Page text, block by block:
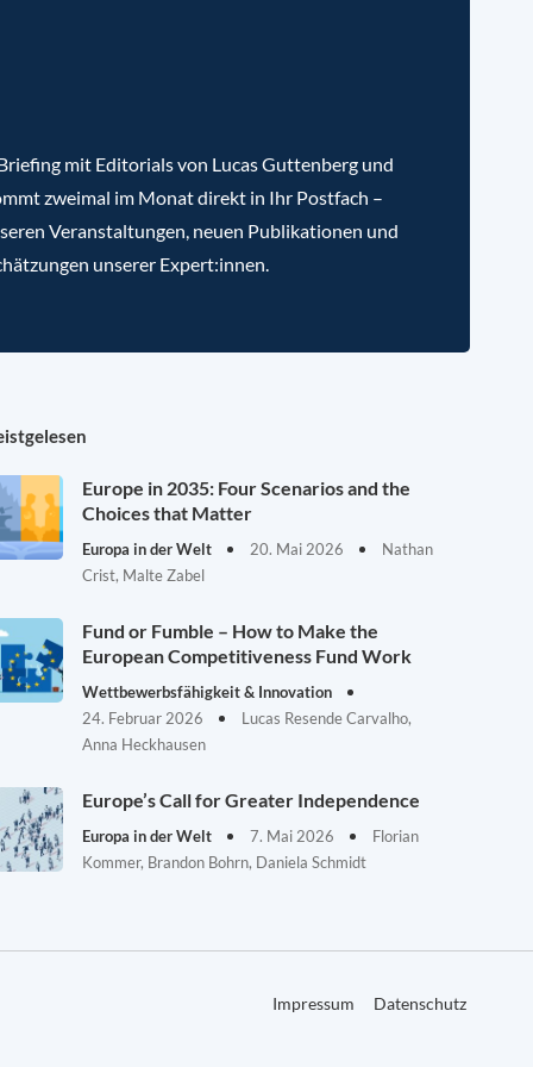
mit Editorials von Lucas Guttenberg und
zweimal im Monat direkt in Ihr Postfach –
Veranstaltungen, neuen Publikationen und
unserer Expert:innen.
Europe in 2035: Four Scenarios and the
Choices that Matter
Europa in der Welt 20. Mai 2026
Nathan
Crist, Malte Zabel
Fund or Fumble – How to Make the
European Competitiveness Fund Work
Wettbewerbsfähigkeit & Innovation
24. Februar 2026
Lucas Resende Carvalho,
Anna Heckhausen
Europe’s Call for Greater Independence
Europa in der Welt 7. Mai 2026
Florian
Kommer, Brandon Bohrn, Daniela Schmidt
Impressum Datenschutz